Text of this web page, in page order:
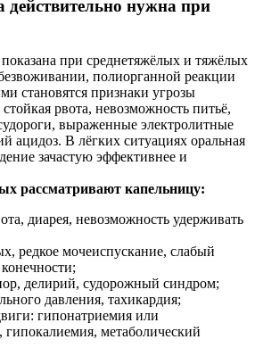
действительно нужна при
при среднетяжёлых и тяжёлых
полиорганной реакции
становятся признаки угрозы
рвота, невозможность питьё,
выраженные электролитные
ацидоз. В лёгких ситуациях оральная
зачастую эффективнее и
рассматривают капельницу:
диарея, невозможность удерживать
редкое мочеиспускание, слабый
делирий, судорожный синдром;
давления, тахикардия;
гипонатриемия или
гипокалиемия, метаболический